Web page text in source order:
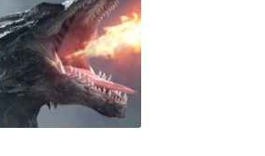
Ру>Игры>King of Avalon